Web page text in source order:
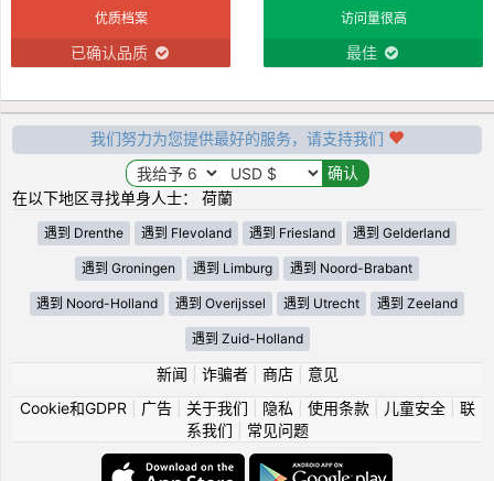
优质档案
已确认品质
访问量很高
最佳
我们努力为您提供最好的服务，请支持我们
在以下地区寻找单身人士： 荷蘭
遇到 Drenthe 遇到 Flevoland 遇到 Friesland 遇到 Gelderland
遇到 Groningen 遇到 Limburg 遇到 Noord-Brabant
遇到 Noord-Holland 遇到 Overijssel 遇到 Utrecht 遇到 Zeeland
遇到 Zuid-Holland
新闻 诈骗者| 商店| 意见
Cookie和GDPR
广告| 关于我们 隐私 使用条款| 儿童安全| 联
系我们
常见问题